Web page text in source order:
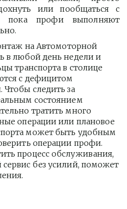
или пообщаться с
профи выполняют
на Автомоторной
в любой день недели и
транспорта в столице
с дефицитом
следить за
состоянием
тратить много
операции или плановое
может быть удобным
операции профи.
процесс обслуживания,
без усилий, поможет